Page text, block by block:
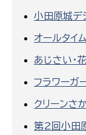
小田原城デ
オールタイ
あじさい・
フラワーガ
クリーンさ
第2回小田